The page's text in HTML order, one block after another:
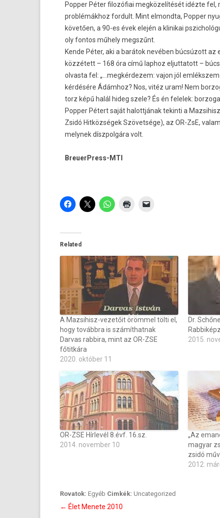
Popp­er Péter filozófiai megközelítését idézte fel,
problémákhoz for­dult. Mint el­mondta, Popp­er
követően, a 90-es évek elején a klinikai
oly fon­tos műhely megszűnt.
Kende Péter, aki a barátok nevében búcsúzott az
közzétett – 168 óra című lap­hoz el­juttatott –
ol­vasta fel: „…meg­kérdezem: vajon jól
kérdésére Ádámhoz? Nos, vitéz uram! Nem
torz képű halál hideg szele? És én felelek:
Popp­er Pétert saját halottjának tekin­ti a
Zsidó Hitközségek Szövetsége), az OR-ZsE,
melynek díszpol­gára volt.
BreuerPress-MTI
Related
A Mazsihisz-vezetőit örömmel tölti el,
hogy továbbra is számíthatnak
Darvas rabbira, mint az OR-ZSE
főtitkára
2020. október 11
Dr.
2015.
OR-ZSE Hírlevél 8.évf. 16.sz.
2014. november 10
„Az
magyar
zsidó
2012.
Rovatok: Egyéb Cimkék: Uncategorized
Bejegyzés
← Élet Menete 2010